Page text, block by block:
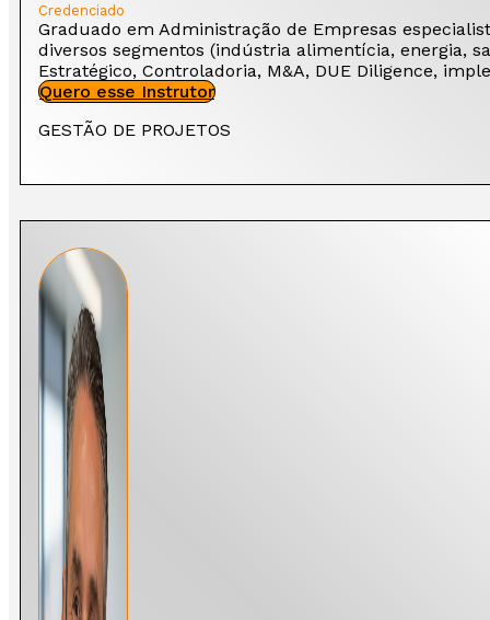
Credenciado
Graduado em Administração de Empresas
diversos segmentos (indústria alimentícia, energia,
Estratégico, Controladoria, M&A, DUE Diligence,
Quero esse Instrutor
GESTÃO DE PROJETOS